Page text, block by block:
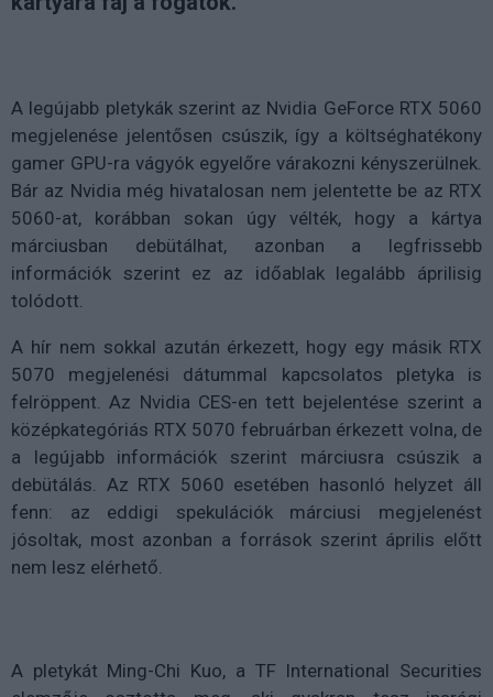
A legújabb pletykák szerint az Nvidia GeForce RTX 5060
megjelenése jelentősen csúszik, így a költséghatékony
gamer GPU-ra vágyók egyelőre várakozni kényszerülnek.
Bár az Nvidia még hivatalosan nem jelentette be az RTX
5060-at, korábban sokan úgy vélték, hogy a kártya
márciusban debütálhat, azonban a legfrissebb
információk szerint ez az időablak legalább áprilisig
tolódott.
A hír nem sokkal azután érkezett, hogy egy másik RTX
5070 megjelenési dátummal kapcsolatos pletyka is
felröppent. Az Nvidia CES-en tett bejelentése szerint a
középkategóriás RTX 5070 februárban érkezett volna, de
a legújabb információk szerint márciusra csúszik a
debütálás. Az RTX 5060 esetében hasonló helyzet áll
fenn: az eddigi spekulációk márciusi megjelenést
jósoltak, most azonban a források szerint április előtt
nem lesz elérhető.
A pletykát Ming-Chi Kuo, a TF International Securities